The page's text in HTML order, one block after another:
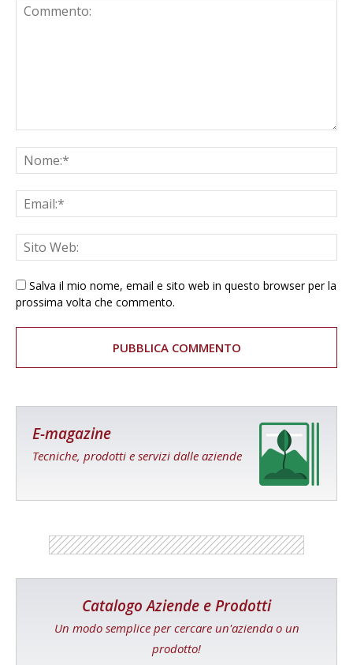
Salva il mio nome, email e sito web in questo browser per la
prossima volta che commento.
E-magazine
Tecniche, prodotti e servizi dalle aziende
Catalogo Aziende e Prodotti
Un modo semplice per cercare un'azienda o un
prodotto!